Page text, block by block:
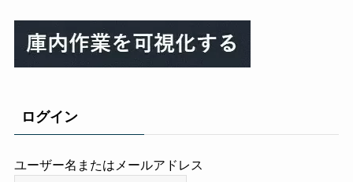
ログイン
ユーザー名またはメールアドレス